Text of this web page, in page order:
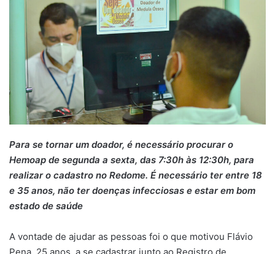
Para se tornar um doador, é necessário procurar o
Hemoap de segunda a sexta, das 7:30h às 12:30h, para
realizar o cadastro no Redome. É necessário ter entre 18
e 35 anos, não ter doenças infecciosas e estar em bom
estado de saúde
A vontade de ajudar as pessoas foi o que motivou Flávio